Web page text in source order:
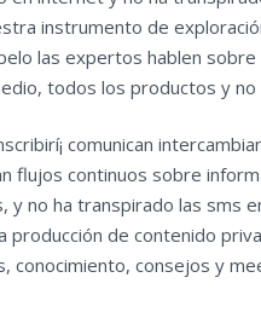
instrumento de
las expertos hablen
todos los productos y
comunican
flujos continuos sobre
no ha transpirado las sms
de contenido
conocimiento, consejos y